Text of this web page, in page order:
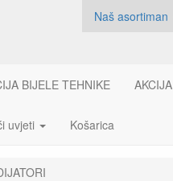
Naš asortiman
BIJELE TEHNIKE AKCIJA
uvjeti Košarica